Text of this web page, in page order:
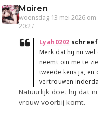
Moiren
woensdag 13 mei 2026 om
20:27
Lyah0202
Merk dat hij nu
neemt om me te
tweede keus ja, en
vertrouwen
Natuurlijk doet hij dat
vrouw voorbij komt.